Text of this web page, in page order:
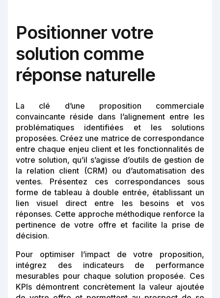
Positionner votre
solution comme
réponse naturelle
La clé d’une proposition commerciale
convaincante réside dans l’alignement entre les
problématiques identifiées et les solutions
proposées. Créez une matrice de correspondance
entre chaque enjeu client et les fonctionnalités de
votre solution, qu’il s’agisse d’outils de gestion de
la relation client (CRM) ou d’automatisation des
ventes. Présentez ces correspondances sous
forme de tableau à double entrée, établissant un
lien visuel direct entre les besoins et vos
réponses. Cette approche méthodique renforce la
pertinence de votre offre et facilite la prise de
décision.
Pour optimiser l’impact de votre proposition,
intégrez des indicateurs de performance
mesurables pour chaque solution proposée. Ces
KPIs démontrent concrètement la valeur ajoutée